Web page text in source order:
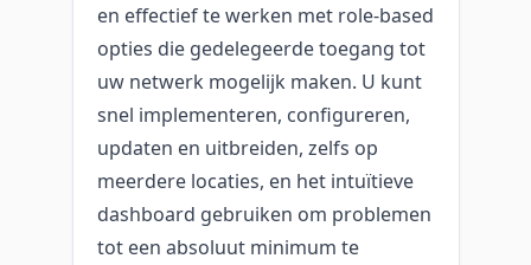
en effectief te werken met role-based
opties die gedelegeerde toegang tot
uw netwerk mogelijk maken. U kunt
snel implementeren, configureren,
updaten en uitbreiden, zelfs op
meerdere locaties, en het intuïtieve
dashboard gebruiken om problemen
tot een absoluut minimum te